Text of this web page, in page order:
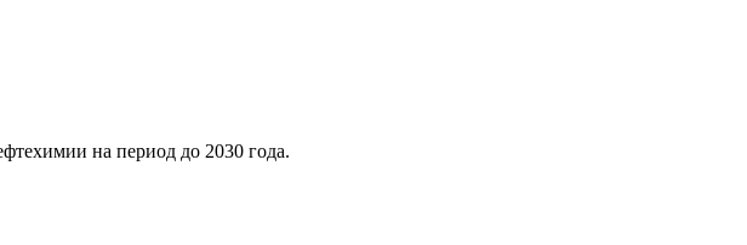
на период до 2030 года.